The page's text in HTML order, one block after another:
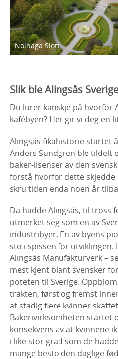
Nolhaga Slott
Slik ble Alingsås
Du lurer kanskje på hvorfor
kafébyen? Her gir vi deg en
Alingsås fikahistorie startet
Anders Sundgren ble tildelt
baker-lisenser av den
forstå hvorfor dette skjedde
skru tiden enda noen år
Da hadde Alingsås, til tross
utmerket seg som en av
industribyer. En av byens
sto i spissen for utviklingen.
Alingsås Manufakturverk –
mest kjent blant svensker
poteten til Sverige.
trakten, først og fremst
at stadig flere kvinner
Bakerivirksomheten startet
konsekvens av at kvinnene
i like stor grad som de
mange besto den daglige